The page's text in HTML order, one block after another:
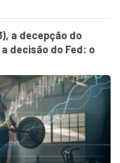
a decepção do
decisão do Fed: o